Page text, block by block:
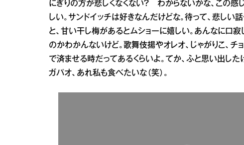
にぎりの方が悲しくなくない？ わからないかな、この感
しい。サンドイッチは好きなんだけどな。待って、悲し
と、甘い干し梅があるとムショーに嬉しい。あんなに口
のかわかんないけど。歌舞伎揚やオレオ、じゃがりこ、
で済ませる時だってあるくらいよ。てか、ふと思い出し
ガパオ、あれ私も食べたいな（笑）。